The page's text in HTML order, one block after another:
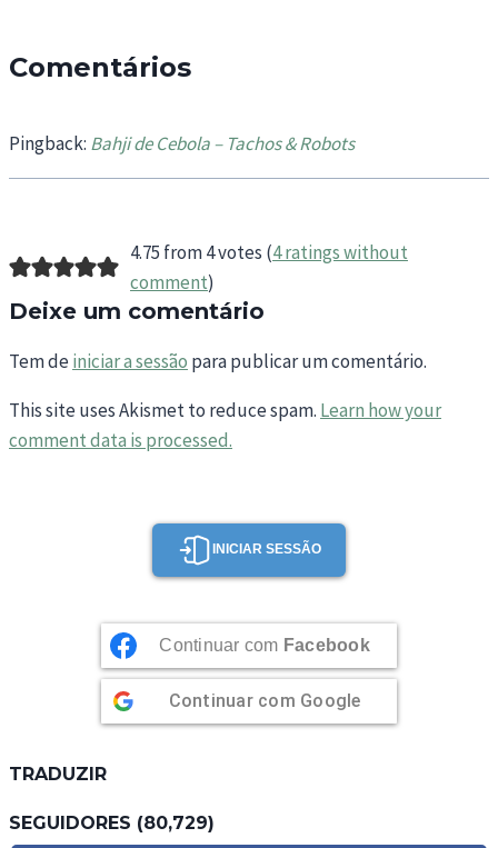
Comentários
Pingback: Bahji de Cebola – Tachos & Robots
4.75 from 4 votes (4 ratings without
comment)
Deixe um comentário
Tem deiniciar a sessão para publicar um comentário.
This site uses Akismet to reduce spam. Learn how your
comment data is processed.
INICIAR SESSÃO
Continuar com Facebook
Continuar com Google
TRADUZIR
SEGUIDORES (80,729)